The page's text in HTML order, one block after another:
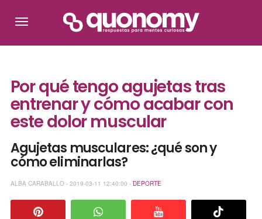
Por qué tengo agujetas tras
entrenar y cómo acabar con
este dolor muscular
Agujetas musculares: ¿qué son y
cómo eliminarlas?
ALBA CARABALLO - 2019-03-11 12:40:00 - DEPORTE